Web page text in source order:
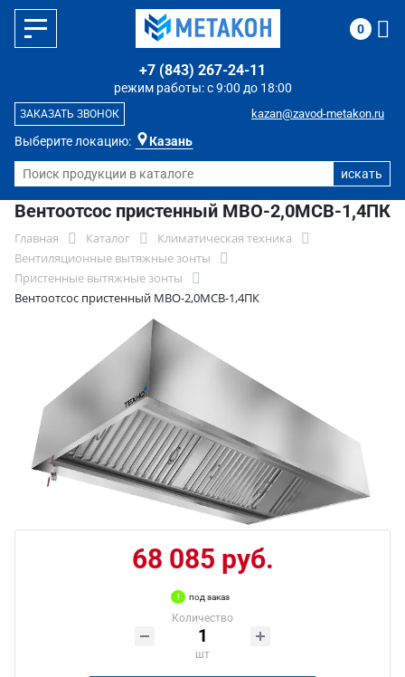
Выберите локацию: Казань
режим работы: с 9:00 до 18:00
+7 (843) 267-24-11
kazan@zavod-metakon.ru
ЗАКАЗАТЬ ЗВОНОК
0
Вентоотсос пристенный МВО-2,0МСВ-1,4ПК
Главная Каталог
Климатическая техника
Вентиляционные вытяжные зонты
Пристенные вытяжные зонты
Вентоотсос пристенный МВО-2,0МСВ-1,4ПК
68 085 руб.
под заказ
Количество
шт